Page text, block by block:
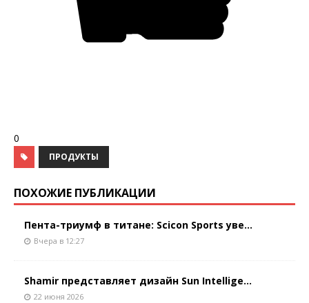
0
ПРОДУКТЫ
ПОХОЖИЕ ПУБЛИКАЦИИ
Пента-триумф в титане: Scicon Sports уве...
Вчера в 12:27
Shamir представляет дизайн Sun Intellige...
22 июня 2026